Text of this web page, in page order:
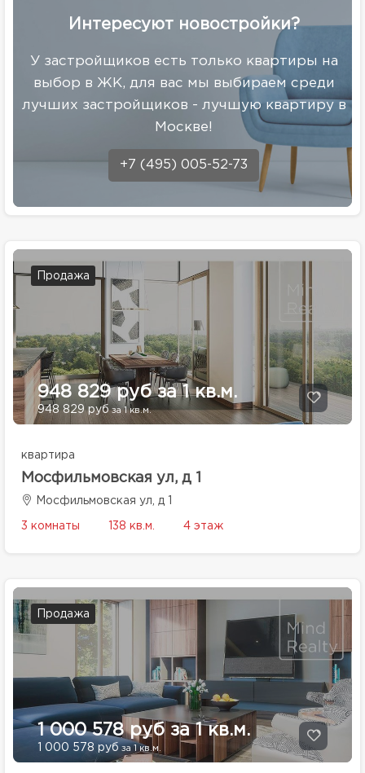
Интересуют новостройки?
У застройщиков есть только квартиры на
выбор в ЖК, для вас мы выбираем среди
лучших застройщиков - лучшую квартиру в
Москве!
+7 (495) 005-52-73
Продажа
948 829 руб за 1 кв.м.
948 829 рубза 1 кв.м.
квартира
Мосфильмовская ул, д 1
Мосфильмовская ул, д 1
3 комнаты 138 кв.м. 4 этаж
Продажа
1 000 578 руб за 1 кв.м.
1 000 578 руб за 1 кв.м.